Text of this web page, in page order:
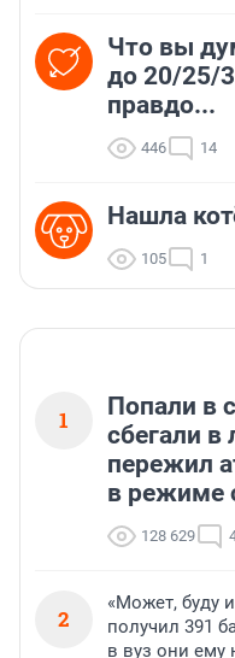
Что вы
до 20/25/
правдо...
446 14
Нашла
105 1
1
Попали в
сбегали в
пережил
в режиме
128 629
2
«Может, буду
получил 391
в вуз они ему